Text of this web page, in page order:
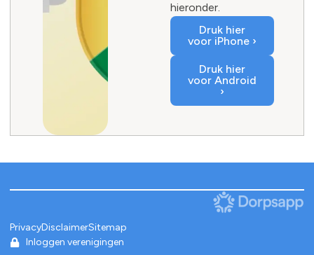
hieronder.
Druk hier
voor iPhone ›
Druk hier
voor Android
›
PrivacyDisclaimerSitemap
Inloggen verenigingen